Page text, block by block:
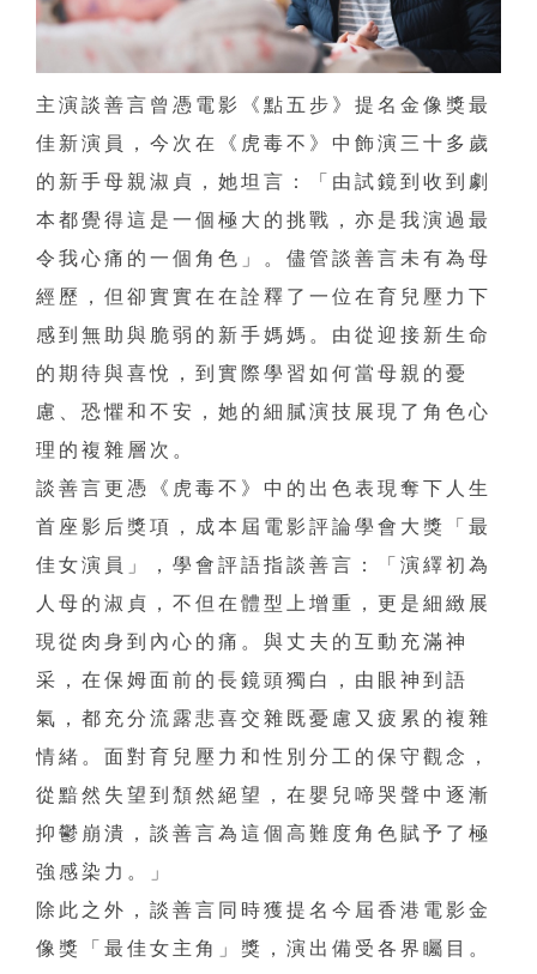
主演談善言曾憑電影《點五步》提名金像獎最
佳新演員，今次在《虎毒不》中飾演三十多歲
的新手母親淑貞，她坦言：「由試鏡到收到劇
本都覺得這是一個極大的挑戰，亦是我演過最
令我心痛的一個角色」。儘管談善言未有為母
經歷，但卻實實在在詮釋了一位在育兒壓力下
感到無助與脆弱的新手媽媽。由從迎接新生命
的期待與喜悅，到實際學習如何當母親的憂
慮、恐懼和不安，她的細膩演技展現了角色心
理的複雜層次。
談善言更憑《虎毒不》中的出色表現奪下人生
首座影后獎項，成本屆電影評論學會大獎「最
佳女演員」，學會評語指談善言：「演繹初為
人母的淑貞，不但在體型上增重，更是細緻展
現從肉身到內心的痛。與丈夫的互動充滿神
采，在保姆面前的長鏡頭獨白，由眼神到語
氣，都充分流露悲喜交雜既憂慮又疲累的複雜
情緒。面對育兒壓力和性別分工的保守觀念，
從黯然失望到頹然絕望，在嬰兒啼哭聲中逐漸
抑鬱崩潰，談善言為這個高難度角色賦予了極
強感染力。」
除此之外，談善言同時獲提名今屆香港電影金
像獎「最佳女主角」獎，演出備受各界矚目。